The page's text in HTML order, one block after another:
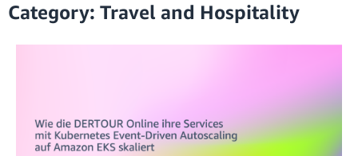
Editionen
Category: Travel and Hospitality